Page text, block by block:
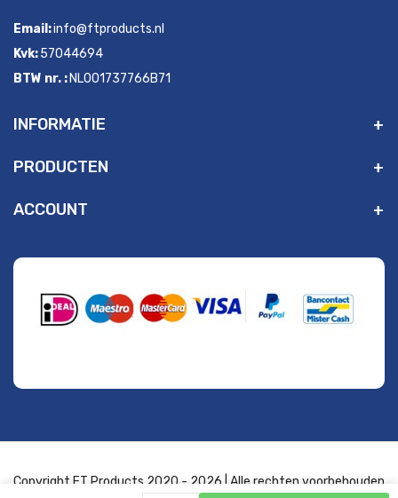
Email:info@ftproducts.nl
Kvk:57044694
BTW nr. : NL001737766B71
INFORMATIE
PRODUCTEN
ACCOUNT
Copyright FT Products 2020 - 2026 | Alle rechten voorbehouden